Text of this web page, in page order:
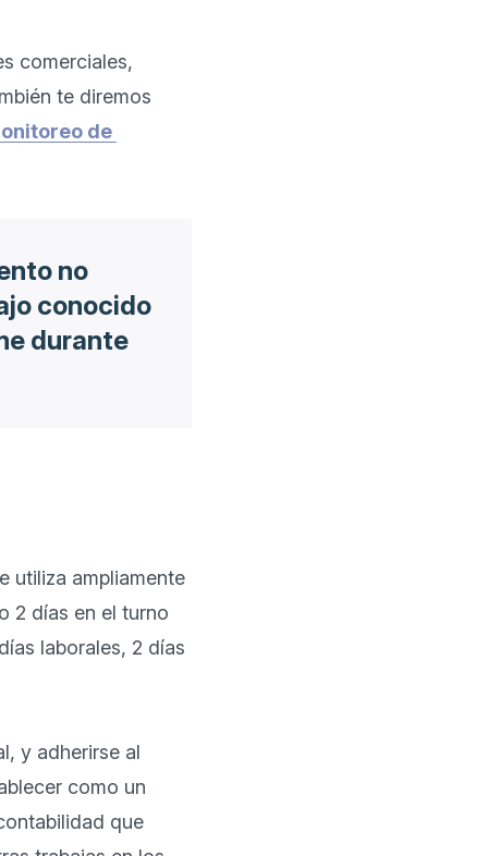
comerciales,
te diremos
de
no
conocido
durante
utiliza ampliamente
2 días en el turno
laborales, 2 días
y adherirse al
como un
que